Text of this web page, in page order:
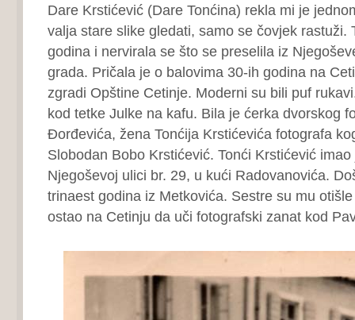
Dare Krstićević (Dare Tonćina) rekla mi je
valja stare slike gledati, samo se čovjek rastuži.
godina i nervirala se što se preselila iz
grada. Pričala je o balovima 30-ih godina na
zgradi Opštine Cetinje. Moderni su bili puf
kod tetke Julke na kafu. Bila je ćerka dvorskog
Đorđevića, žena Tonćija Krstićevića fotografa
Slobodan Bobo Krstićević. Tonći Krstićević
Njegoševoj ulici br. 29, u kući Radovanovića.
trinaest godina iz Metkovića. Sestre su mu
ostao na Cetinju da uči fotografski zanat kod